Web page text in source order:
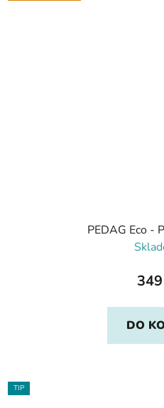
PEDAG Eco -
DO
TIP